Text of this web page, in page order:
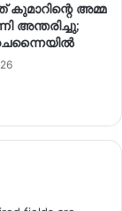
അമ്മ
അന്തരിച്ചു;